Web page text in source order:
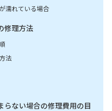
濡れている場合
修理方法
法
らない場合の修理費用の目